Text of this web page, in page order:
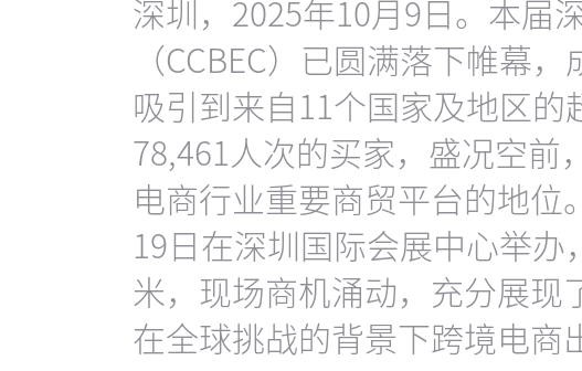
深圳，2025年10月9日。本届
（CCBEC）已圆满落下帷幕
吸引到来自11个国家及地区的
78,461人次的买家，盛况空前
电商行业重要商贸平台的地位
19日在深圳国际会展中心举办
米，现场商机涌动，充分展现
在全球挑战的背景下跨境电商